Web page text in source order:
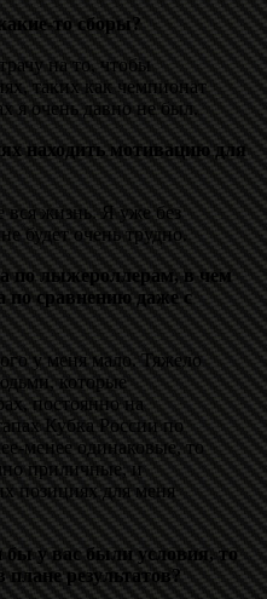
то сборы?
на то, чтобы
таких как чемпионат
я очень давно не был.
находить мотивацию для
жизнь. Я уже без
будет очень трудно.
по лыжероллерам, в чем
по сравнению даже с
у меня мало. Тяжело
которые
постоянно на
Кубка России по
менее одинаковые, то
приличные, и
позициях для меня
у вас были условия, то
результатов?